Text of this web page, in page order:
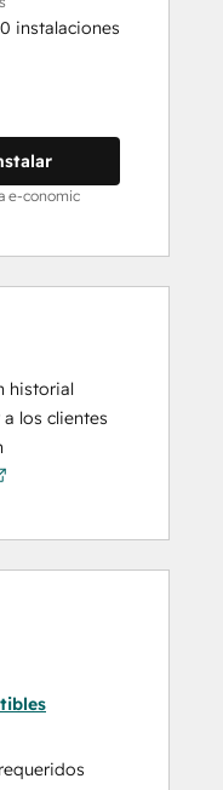
instalaciones
e-conomic
historial
los clientes
requeridos